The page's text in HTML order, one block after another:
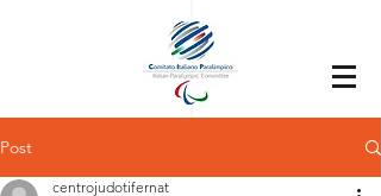
Post
centrojudotifernat